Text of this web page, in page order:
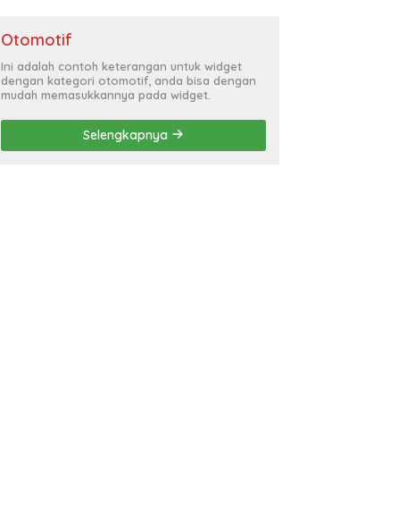
Otomotif
Ini adalah contoh keterangan untuk widget
dengan kategori otomotif, anda bisa dengan
mudah memasukkannya pada widget.
Selengkapnya